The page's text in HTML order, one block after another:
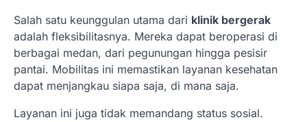
Salah satu keunggulan utama dari klinik bergerak
adalah fleksibilitasnya. Mereka dapat beroperasi di
berbagai medan, dari pegunungan hingga pesisir
pantai. Mobilitas ini memastikan layanan kesehatan
dapat menjangkau siapa saja, di mana saja.
Layanan ini juga tidak memandang status sosial.